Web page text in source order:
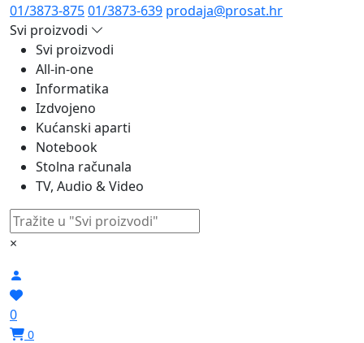
01/3873-87501/3873-639 prodaja@prosat.hr
Svi proizvodi
Svi proizvodi
All-in-one
Informatika
Izdvojeno
Kućanski aparti
Notebook
Stolna računala
TV, Audio & Video
×
0
0